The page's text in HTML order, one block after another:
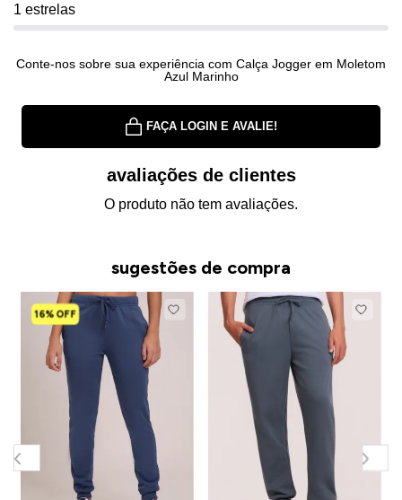
1 estrelas
Conte-nos sobre sua experiência com Calça Jogger em Moletom
Azul Marinho
FAÇA LOGIN E AVALIE!
avaliações de clientes
O produto não tem avaliações.
sugestões de compra
16% OFF